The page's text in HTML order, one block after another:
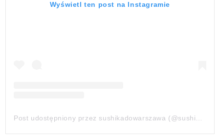
Wyświetl ten post na Instagramie